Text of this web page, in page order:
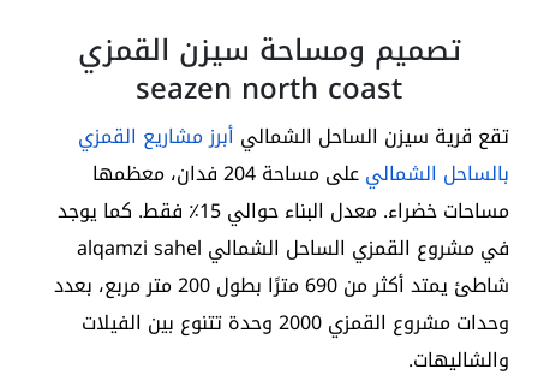
تصميم ومساحة سيزن القمزي
seazen north coast
تقع قرية سيزن الساحل الشمالي أبرز مشاريع القمزي
بالساحل الشمالي
على مساحة 204 فدان، معظمها
مساحات خضراء. معدل البناء حوالي 15٪ فقط. كما يوجد
في مشروع القمزي الساحل الشمالي alqamzi sahel
شاطئ يمتد أكثر من 690 مترًا بطول 200 متر مربع، بعدد
وحدات مشروع القمزي 2000 وحدة تتنوع بين الفيلات
والشاليهات.